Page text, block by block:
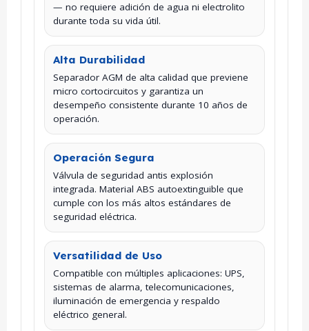
— no requiere adición de agua ni electrolito
durante toda su vida útil.
Alta Durabilidad
Separador AGM de alta calidad que previene
micro cortocircuitos y garantiza un
desempeño consistente durante 10 años de
operación.
Operación Segura
Válvula de seguridad antis explosión
integrada. Material ABS autoextinguible que
cumple con los más altos estándares de
seguridad eléctrica.
Versatilidad de Uso
Compatible con múltiples aplicaciones: UPS,
sistemas de alarma, telecomunicaciones,
iluminación de emergencia y respaldo
eléctrico general.